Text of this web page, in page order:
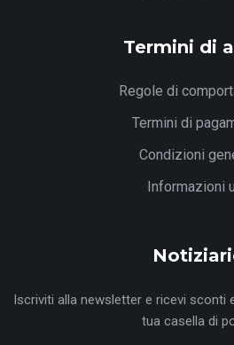
Termini di
Regole di
Termini di
Condizioni
Informazioni
Iscriviti alla newsletter e ricevi sconti
tua casella di